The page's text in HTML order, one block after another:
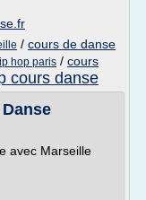
/ cours de danse
hop paris / cours
cours danse
avec Marseille